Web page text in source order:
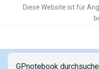
Diese Website ist für